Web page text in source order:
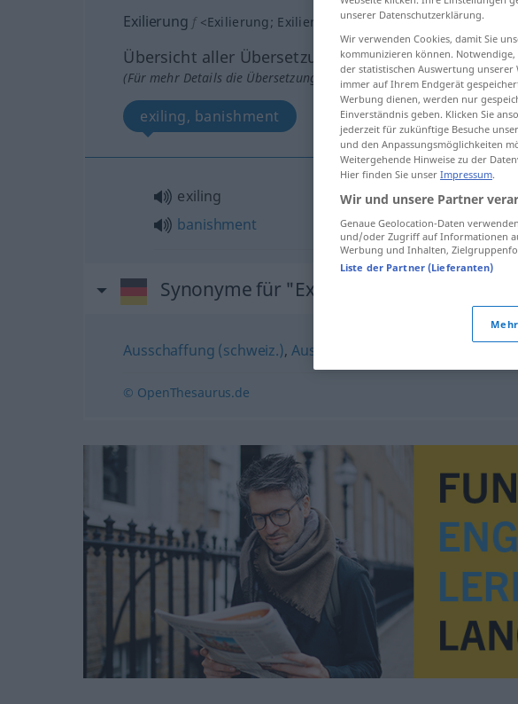
Exilierung f <Exilierung; Exilierungen>
Übersicht aller Übersetzungen
(Für mehr Details die Übersetzung anklicken/antippen)
exiling, banishment
exiling
banishment
Synonyme für "Exilierung"
Ausschaffung (schweiz.),Aussiedlung
© OpenThesaurus.de
unserer Datenschutzerklärung.
Wir verwenden Cookies, damit Sie
kommunizieren können.
der statistischen Auswertung
immer auf Ihrem Endgerät
Werbung dienen, werden nur
Einverständnis geben. Klicken Sie
jederzeit für zukünftige Besuche
und den Anpassungsmöglichkeiten
Weitergehende Hinweise zu der
Hier finden Sie unser Impressum.
Wir und unsere Partner
Genaue Geolocation-Daten
und/oder Zugriff auf Informationen
Werbung und Inhalten,
Liste der Partner (Lieferanten)